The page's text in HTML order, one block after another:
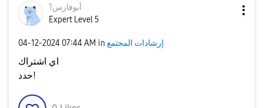
أبوفارس1
Expert Level 5
‎04-12-2024 07:44 AM in إرشادات المجتمع
اي اشتراك
حدد!